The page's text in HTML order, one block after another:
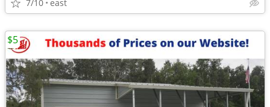
7/10 east
$5